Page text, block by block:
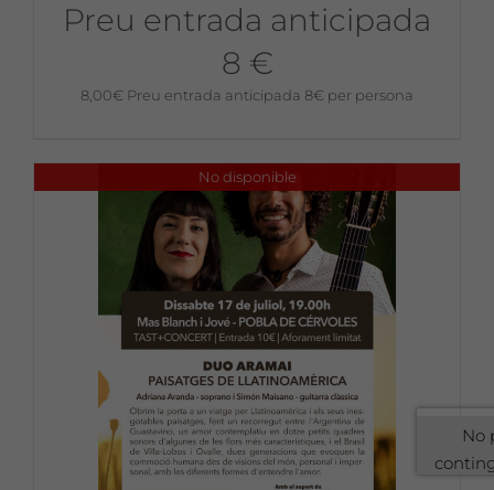
Preu entrada anticipada
8 €
8,00€ Preu entrada anticipada 8€ per persona
No disponible
No